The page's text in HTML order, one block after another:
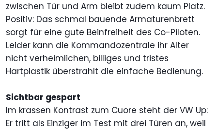
zwischen Tür und Arm bleibt zudem kaum Platz.
Positiv: Das schmal bauende Armaturenbrett
sorgt für eine gute Beinfreiheit des Co-Piloten.
Leider kann die Kommandozentrale ihr Alter
nicht verheimlichen, billiges und tristes
Hartplastik überstrahlt die einfache Bedienung.
Sichtbar gespart
Im krassen Kontrast zum Cuore steht der VW Up:
Er tritt als Einziger im Test mit drei Türen an, weil